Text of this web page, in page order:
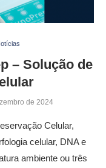
– Solução de
de 2024
Celular,
celular, DNA e
ambiente ou três